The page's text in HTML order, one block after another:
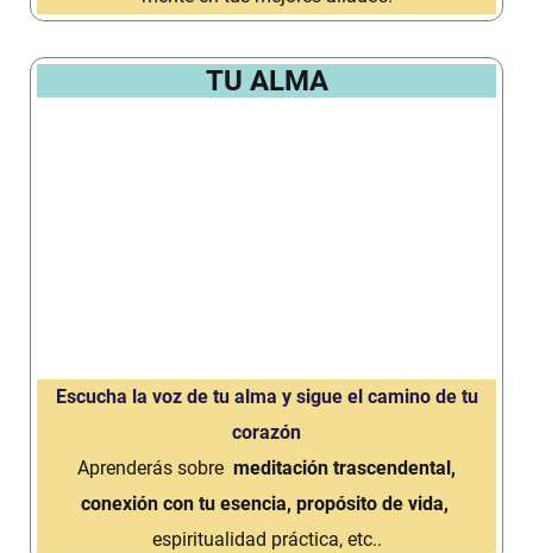
TU ALMA
Escucha la voz de tu alma y sigue el camino de tu
corazón
Aprenderás sobre meditación trascendental,
conexión con tu esencia, propósito de vida,
espiritualidad práctica, etc..